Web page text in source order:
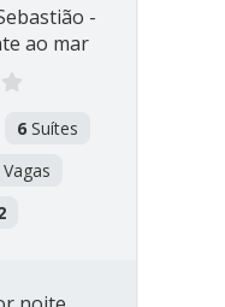
-
ao mar
6 Suítes